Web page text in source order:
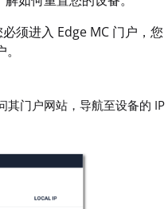
须进入 Edge MC 门户，您
其门户网站，导航至设备的 IP